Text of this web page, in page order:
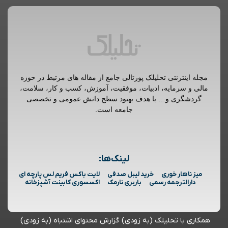
مجله اینترنتی تحلیلک پورتالی جامع از مقاله های مرتبط در حوزه
مالی و سرمایه، ادبیات، موفقیت، آموزش، کسب و کار، سلامت،
گردشگری و… با هدف بهبود سطح دانش عمومی و تخصصی
جامعه است.
لینک‌ها:
میز ناهار خوری خرید لیبل صدفی
لایت باکس فریم لس پارچه ای
دارالترجمه رسمی
باربری نارمک اکسسوری کابینت آشپزخانه
همکاری با تحلیلک (به زودی) گزارش محتوای اشتباه (به زودی)